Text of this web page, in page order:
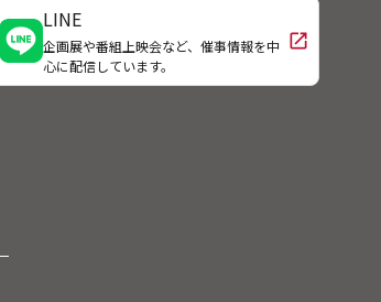
LINE
企画展や番組上映会など、催事情報を中
心に配信しています。
open_in_new